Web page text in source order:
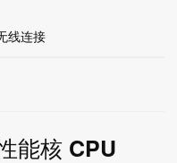
接口
线连接
能核 CPU